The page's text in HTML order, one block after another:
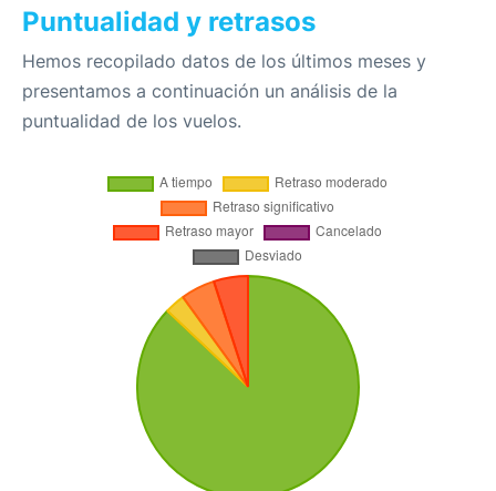
Puntualidad y retrasos
Hemos recopilado datos de los últimos meses y
presentamos a continuación un análisis de la
puntualidad de los vuelos.